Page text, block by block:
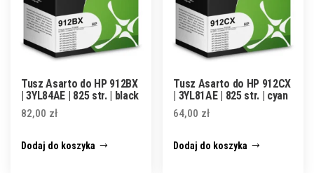
Tusz Asarto do HP 912BX
| 3YL84AE | 825 str. | black
82,00 zł
Dodaj do koszyka
Tusz Asarto do HP 912CX
| 3YL81AE | 825 str. | cyan
64,00 zł
Dodaj do koszyka